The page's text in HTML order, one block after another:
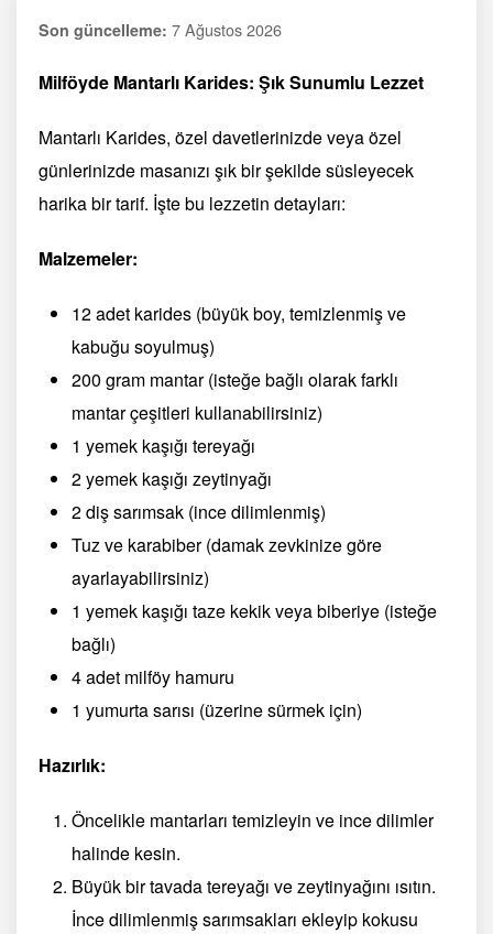
Son güncelleme: 7 Ağustos 2026
Milföyde Mantarlı Karides: Şık Sunumlu Lezzet
Mantarlı Karides, özel davetlerinizde veya özel
günlerinizde masanızı şık bir şekilde süsleyecek
harika bir tarif. İşte bu lezzetin detayları:
Malzemeler:
12 adet karides (büyük boy, temizlenmiş ve
kabuğu soyulmuş)
200 gram mantar (isteğe bağlı olarak farklı
mantar çeşitleri kullanabilirsiniz)
1 yemek kaşığı tereyağı
2 yemek kaşığı zeytinyağı
2 diş sarımsak (ince dilimlenmiş)
Tuz ve karabiber (damak zevkinize göre
ayarlayabilirsiniz)
1 yemek kaşığı taze kekik veya biberiye (isteğe
bağlı)
4 adet milföy hamuru
1 yumurta sarısı (üzerine sürmek için)
Hazırlık:
Öncelikle mantarları temizleyin ve ince dilimler
halinde kesin.
Büyük bir tavada tereyağı ve zeytinyağını ısıtın.
İnce dilimlenmiş sarımsakları ekleyip kokusu